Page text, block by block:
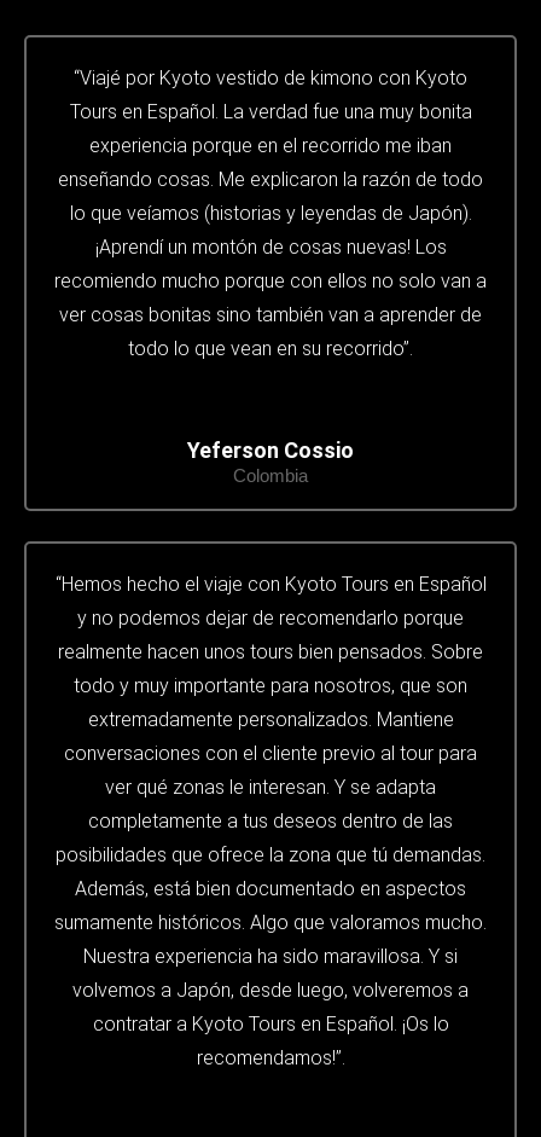
“Viajé por Kyoto vestido de kimono con Kyoto
Tours en Español. La verdad fue una muy bonita
experiencia porque en el recorrido me iban
enseñando cosas. Me explicaron la razón de todo
lo que veíamos (historias y leyendas de Japón).
¡Aprendí un montón de cosas nuevas! Los
recomiendo mucho porque con ellos no solo van a
ver cosas bonitas sino también van a aprender de
todo lo que vean en su recorrido”.
Yeferson Cossio
Colombia
“Hemos hecho el viaje con Kyoto Tours en Español
y no podemos dejar de recomendarlo porque
realmente hacen unos tours bien pensados. Sobre
todo y muy importante para nosotros, que son
extremadamente personalizados. Mantiene
conversaciones con el cliente previo al tour para
ver qué zonas le interesan. Y se adapta
completamente a tus deseos dentro de las
posibilidades que ofrece la zona que tú demandas.
Además, está bien documentado en aspectos
sumamente históricos. Algo que valoramos mucho.
Nuestra experiencia ha sido maravillosa. Y si
volvemos a Japón, desde luego, volveremos a
contratar a Kyoto Tours en Español. ¡Os lo
recomendamos!”.